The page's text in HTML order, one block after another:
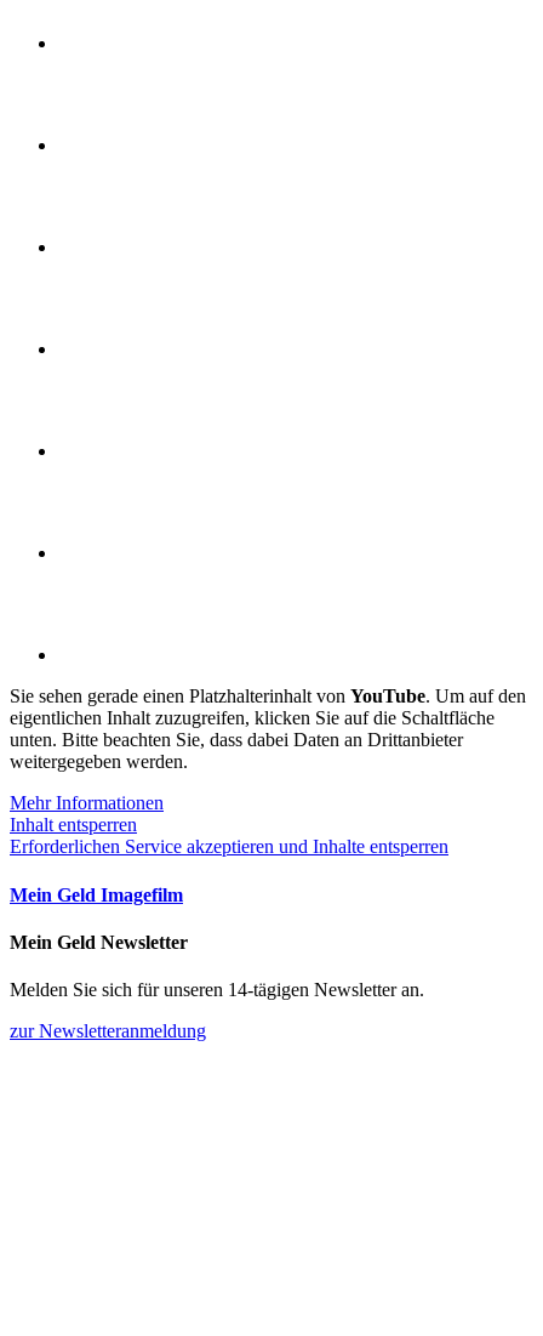
Sie sehen gerade einen Platzhalterinhalt von YouTube. Um auf den
eigentlichen Inhalt zuzugreifen, klicken Sie auf die Schaltfläche
unten. Bitte beachten Sie, dass dabei Daten an Drittanbieter
weitergegeben werden.
Mehr Informationen
Inhalt entsperren
Erforderlichen Service akzeptieren und Inhalte entsperren
Mein Geld Imagefilm
Mein Geld Newsletter
Melden Sie sich für unseren 14-tägigen Newsletter an.
zur Newsletteranmeldung